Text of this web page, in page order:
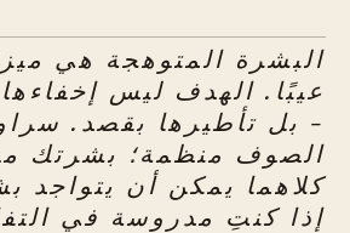
البشرة المتوهجة هي
عيبًا. الهدف ليس إخفاءها
- بل تأطيرها بقصد.
الصوف منظمة؛ بشرتك
كلاهما يمكن أن يتواجد
إذا كنتِ مدروسة في